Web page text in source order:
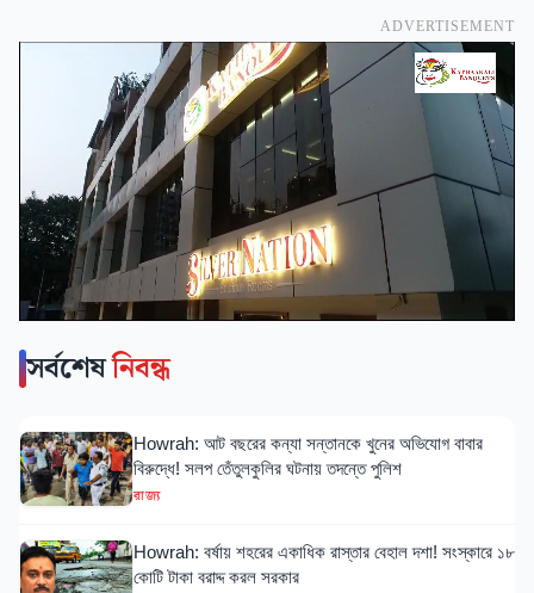
ADVERTISEMENT
সর্বশেষনিবন্ধ
Howrah: আট বছরের কন্যা সন্তানকে খুনের অভিযোগ বাবার
বিরুদ্ধে! সলপ তেঁতুলকুলির ঘটনায় তদন্তে পুলিশ
রাজ্য
Howrah: বর্ষায় শহরের একাধিক রাস্তার বেহাল দশা! সংস্কারে ১৮
কোটি টাকা বরাদ্দ করল সরকার